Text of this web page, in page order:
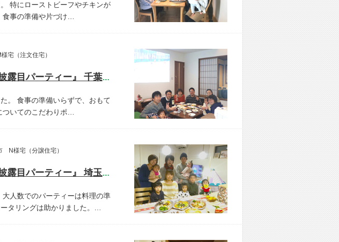
特にローストビーフやチキンが
事の準備や片づけ…
宅（注文住宅）
開催しました! 『新築お披露目パーティー』 千葉県野田市 M様宅
。
食事の準備いらずで、おもて
ついてのこだわりポ…
N様宅（分譲住宅）
開催しました! 『新築お披露目パーティー』 埼玉県さいたま市 N様宅
大人数でのパーティーは料理の準
タリングは助かりました。…